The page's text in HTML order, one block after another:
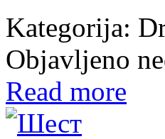
Kategorija:
Objavljeno
Read more